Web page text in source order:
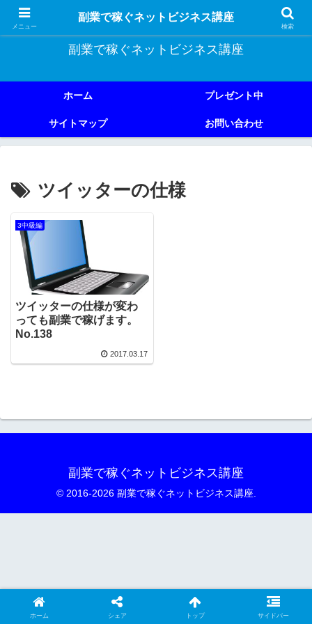
副業で稼ぐためのネットビジネス講座を公開しております。
副業で稼ぐネットビジネス講座
ホーム プレゼント中
サイトマップ お問い合わせ
ツイッターの仕様
3中級編
ツイッターの仕様が変わ
っても副業で稼げます。
No.138
2017.03.17
副業で稼ぐネットビジネス講座
© 2016-2026 副業で稼ぐネットビジネス講座.
メニュー
副業で稼ぐネットビジネス講座
検索
ホーム シェア トップ サイドバー